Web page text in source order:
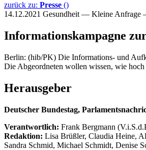
zurück zu: Presse ()
14.12.2021 Gesundheit — Kleine Anfrage
Informationskampagne
Berlin: (hib/PK) Die Informations- und
Die Abgeordneten wollen wissen, wie
Herausgeber
Deutscher Bundestag,
Verantwortlich: Frank Bergmann
Redaktion: Lisa Brüßler, Claudia Heine,
Sandra Schmid, Michael Schmidt, Denise